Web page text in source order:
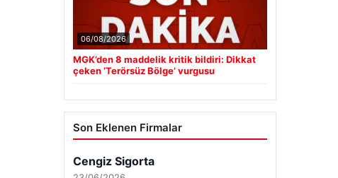
06/08/2026
MGK’den 8 maddelik kritik bildiri: Dikkat
çeken ‘Terörsüz Bölge’ vurgusu
Son Eklenen Firmalar
Cengiz Sigorta